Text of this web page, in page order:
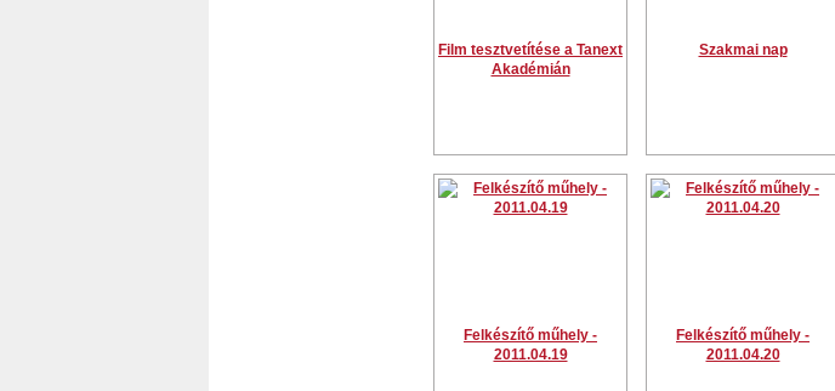
Film tesztvetítése a Tanext
Akadémián
Szakmai nap
Felkészítő műhely -
2011.04.19
Felkészítő műhely -
2011.04.20